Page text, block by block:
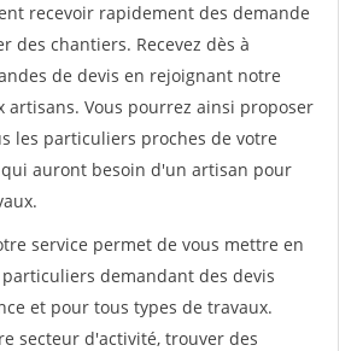
recevoir rapidement des demande
des chantiers. Recevez dès à
de devis en rejoignant notre
artisans. Vous pourrez ainsi proposer
les particuliers proches de votre
auront besoin d'un artisan pour
service permet de vous mettre en
demandant des devis
et pour tous types de travaux.
secteur d'activité, trouver des